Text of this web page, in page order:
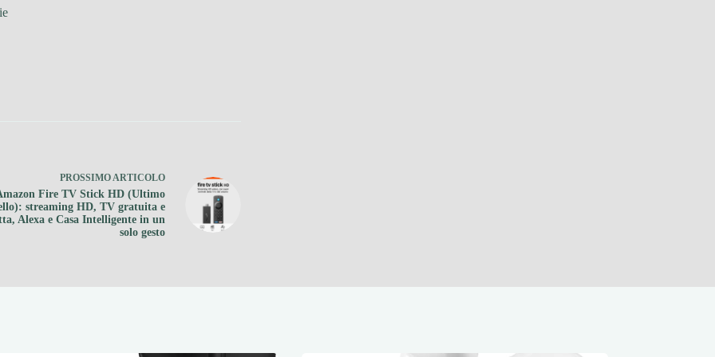
PROSSIMOARTICOLO
Fire TV Stick HD (Ultimo
streaming HD, TV gratuita e
Alexa e Casa Intelligente in un
solo gesto